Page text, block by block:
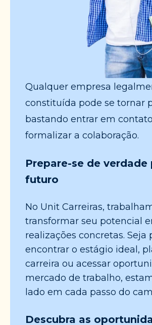
Qualquer empresa
constituída pode se tornar
bastando entrar em
formalizar a colaboração.
Prepare-se de verdade
futuro
No Unit Carreiras,
transformar seu potencial
realizações concretas. Seja
encontrar o estágio ideal,
carreira ou acessar
mercado de trabalho,
lado em cada passo do
Descubra as